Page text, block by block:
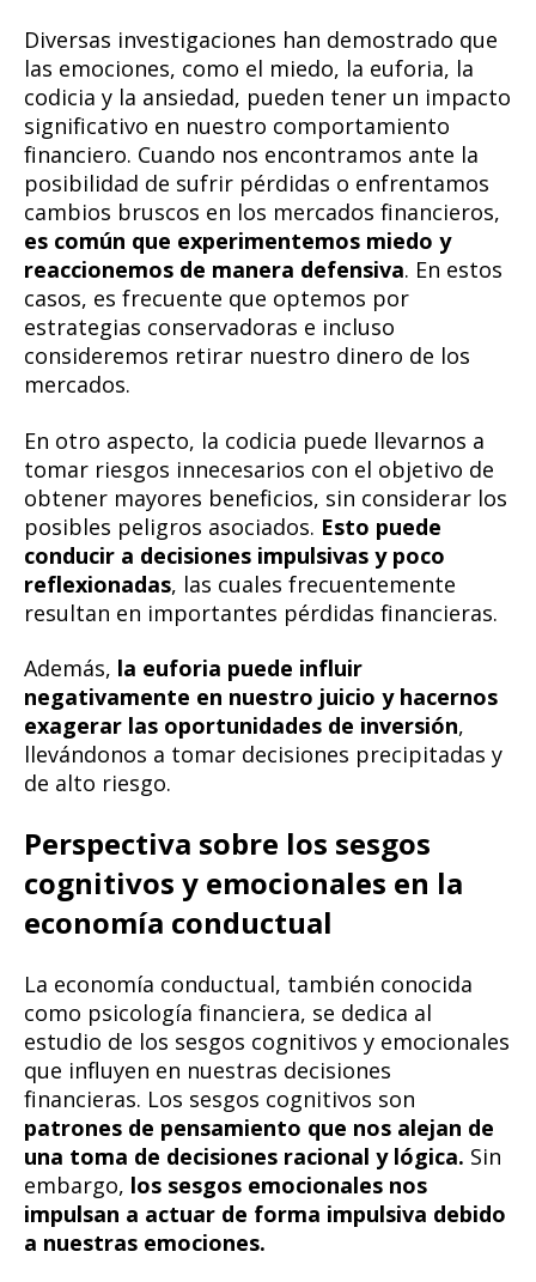
Diversas investigaciones han demostrado que
las emociones, como el miedo, la euforia, la
codicia y la ansiedad, pueden tener un impacto
significativo en nuestro comportamiento
financiero. Cuando nos encontramos ante la
posibilidad de sufrir pérdidas o enfrentamos
cambios bruscos en los mercados financieros,
es común que experimentemos miedo y
reaccionemos de manera defensiva. En estos
casos, es frecuente que optemos por
estrategias conservadoras e incluso
consideremos retirar nuestro dinero de los
mercados.
En otro aspecto, la codicia puede llevarnos a
tomar riesgos innecesarios con el objetivo de
obtener mayores beneficios, sin considerar los
posibles peligros asociados. Esto puede
conducir a decisiones impulsivas y poco
reflexionadas, las cuales frecuentemente
resultan en importantes pérdidas financieras.
Además, la euforia puede influir
negativamente en nuestro juicio y hacernos
exagerar las oportunidades de inversión,
llevándonos a tomar decisiones precipitadas y
de alto riesgo.
Perspectiva sobre los sesgos
cognitivos y emocionales en la
economía conductual
La economía conductual, también conocida
como psicología financiera, se dedica al
estudio de los sesgos cognitivos y emocionales
que influyen en nuestras decisiones
financieras. Los sesgos cognitivos son
patrones de pensamiento que nos alejan de
una toma de decisiones racional y lógica. Sin
embargo, los sesgos emocionales nos
impulsan a actuar de forma impulsiva debido
a nuestras emociones.